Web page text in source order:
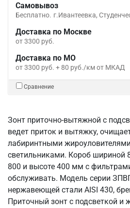
Самовывоз
Бесплатно. г.Ивантеевка,
Доставка по Москве
от 3300 руб.
Доставка по МО
от 3300 руб. + 80 руб./км от МКАД
Сравнение
Зонт приточно-вытяжной с
ведет приток и вытяжку,
лабиринтными
светильниками. Короб шириной
800 и высоте 400 мм с
обслуживать. Модель серии
нержавеющей стали AISI 430,
Приточный зонт с подсветкой и